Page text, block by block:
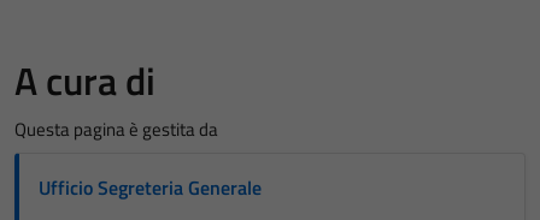
A cura di
Questa pagina è gestita da
Ufficio Segreteria Generale